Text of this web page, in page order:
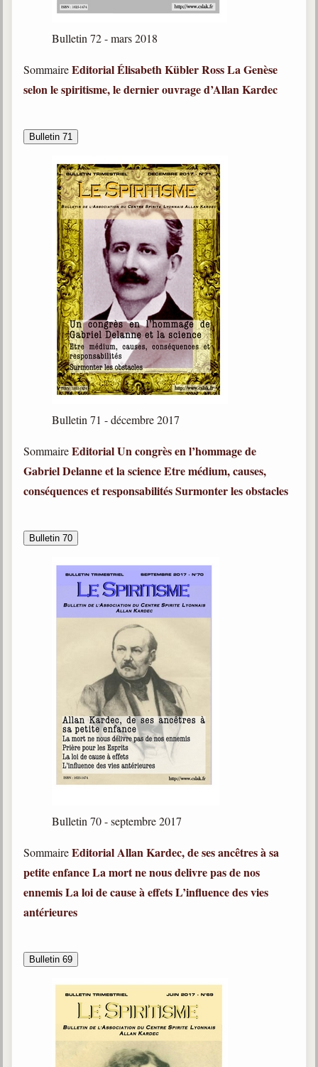
Bulletin 72 - mars 2018
SommaireEditorialÉlisabeth Kübler RossLa Genèse
selon le spiritisme, le dernier ouvrage d’Allan Kardec
Bulletin 71
Bulletin 71 - décembre 2017
SommaireEditorialUn congrès en l’hommage de
Gabriel Delanne et la scienceEtre médium, causes,
conséquences et responsabilitésSurmonter les obstacles
Bulletin 70
Bulletin 70 - septembre 2017
SommaireEditorialAllan Kardec, de ses ancêtres à sa
petite enfanceLa mort ne nous delivre pas de nos
ennemisLa loi de cause à effetsL’influence des vies
antérieures
Bulletin 69